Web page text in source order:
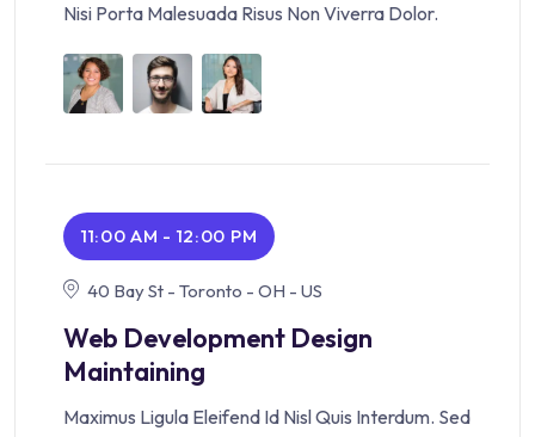
Nisi Porta Malesuada Risus Non Viverra Dolor.
11:00 AM - 12:00 PM
40 Bay St - Toronto - OH - US
Web Development Design
Maintaining
Maximus Ligula Eleifend Id Nisl Quis Interdum. Sed